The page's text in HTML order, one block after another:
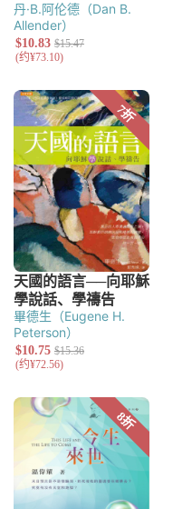
丹·B.阿伦德（Dan B.
Allender）
畢德生（Eugene H.
Peterson）